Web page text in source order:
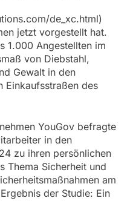
de_xc.html)
jetzt vorgestellt hat.
1.000 Angestellten im
von Diebstahl,
Gewalt in den
Einkaufsstraßen des
YouGov befragte
in den
zu ihren persönlichen
Thema Sicherheit und
am
der Studie: Ein